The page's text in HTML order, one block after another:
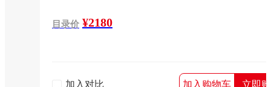
目录价 ¥2180
加入对比 加入购物车 立即